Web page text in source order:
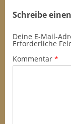
Schreibe
Deine E-Mail-
Erforderliche
Kommentar *